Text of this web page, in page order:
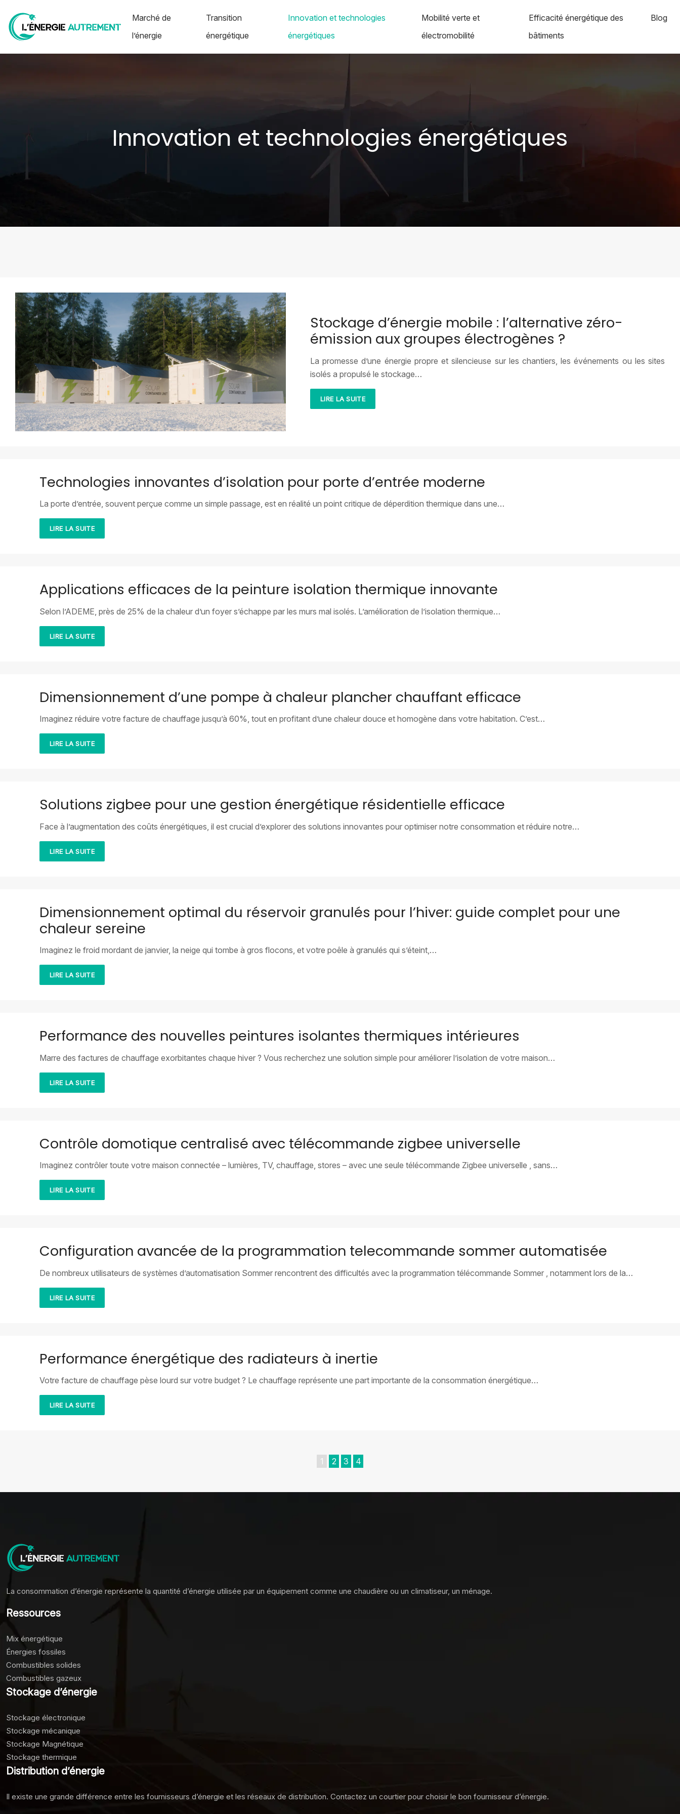
Marché de
l’énergie
Transition
énergétique
Innovation et technologies
énergétiques
Mobilité verte et
électromobilité
Efficacité énergétique des
bâtiments
Blog
Innovation et technologies énergétiques
Stockage d’énergie mobile : l’alternative zéro-
émission aux groupes électrogènes ?
La promesse d’une énergie propre et silencieuse sur les chantiers, les événements ou les sites
isolés a propulsé le stockage…
LIRE LA SUITE
Technologies innovantes d’isolation pour porte d’entrée moderne
La porte d’entrée, souvent perçue comme un simple passage, est en réalité un point critique de déperdition thermique dans une…
LIRE LA SUITE
Applications efficaces de la peinture isolation thermique innovante
Selon l’ADEME, près de 25% de la chaleur d’un foyer s’échappe par les murs mal isolés. L’amélioration de l’isolation thermique…
LIRE LA SUITE
Dimensionnement d’une pompe à chaleur plancher chauffant efficace
Imaginez réduire votre facture de chauffage jusqu’à 60%, tout en profitant d’une chaleur douce et homogène dans votre habitation. C’est…
LIRE LA SUITE
Solutions zigbee pour une gestion énergétique résidentielle efficace
Face à l’augmentation des coûts énergétiques, il est crucial d’explorer des solutions innovantes pour optimiser notre consommation et réduire notre…
LIRE LA SUITE
Dimensionnement optimal du réservoir granulés pour l’hiver: guide complet pour une
chaleur sereine
Imaginez le froid mordant de janvier, la neige qui tombe à gros flocons, et votre poêle à granulés qui s’éteint,…
LIRE LA SUITE
Performance des nouvelles peintures isolantes thermiques intérieures
Marre des factures de chauffage exorbitantes chaque hiver ? Vous recherchez une solution simple pour améliorer l’isolation de votre maison…
LIRE LA SUITE
Contrôle domotique centralisé avec télécommande zigbee universelle
Imaginez contrôler toute votre maison connectée – lumières, TV, chauffage, stores – avec une seule télécommande Zigbee universelle , sans…
LIRE LA SUITE
Configuration avancée de la programmation telecommande sommer automatisée
De nombreux utilisateurs de systèmes d’automatisation Sommer rencontrent des difficultés avec la programmation télécommande Sommer , notamment lors de la…
LIRE LA SUITE
Performance énergétique des radiateurs à inertie
Votre facture de chauffage pèse lourd sur votre budget ? Le chauffage représente une part importante de la consommation énergétique…
LIRE LA SUITE
1 2 3 4
La consommation d’énergie représente la quantité d’énergie utilisée par un équipement comme une chaudière ou un climatiseur, un ménage.
Ressources
Mix énergétique
Énergies fossiles
Combustibles solides
Combustibles gazeux
Stockage d’énergie
Stockage électronique
Stockage mécanique
Stockage Magnétique
Stockage thermique
Distribution d’énergie
Il existe une grande différence entre les fournisseurs d’énergie et les réseaux de distribution. Contactez un courtier pour choisir le bon fournisseur d’énergie.